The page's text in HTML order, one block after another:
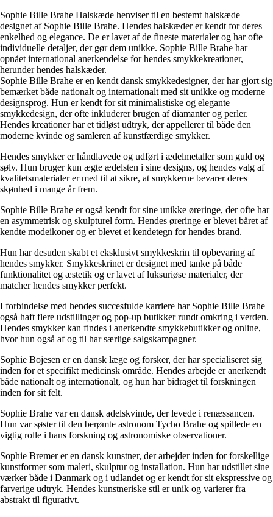
Sophie Bille Brahe Halskæde henviser til en bestemt halskæde
designet af Sophie Bille Brahe. Hendes halskæder er kendt for deres
enkelhed og elegance. De er lavet af de fineste materialer og har ofte
individuelle detaljer, der gør dem unikke. Sophie Bille Brahe har
opnået international anerkendelse for hendes smykkekreationer,
herunder hendes halskæder.
Sophie Bille Brahe er en kendt dansk smykkedesigner, der har gjort sig
bemærket både nationalt og internationalt med sit unikke og moderne
designsprog. Hun er kendt for sit minimalistiske og elegante
smykkedesign, der ofte inkluderer brugen af diamanter og perler.
Hendes kreationer har et tidløst udtryk, der appellerer til både den
moderne kvinde og samleren af kunstfærdige smykker.
Hendes smykker er håndlavede og udført i ædelmetaller som guld og
sølv. Hun bruger kun ægte ædelsten i sine designs, og hendes valg af
kvalitetsmaterialer er med til at sikre, at smykkerne bevarer deres
skønhed i mange år frem.
Sophie Bille Brahe er også kendt for sine unikke øreringe, der ofte har
en asymmetrisk og skulpturel form. Hendes øreringe er blevet båret af
kendte modeikoner og er blevet et kendetegn for hendes brand.
Hun har desuden skabt et eksklusivt smykkeskrin til opbevaring af
hendes smykker. Smykkeskrinet er designet med tanke på både
funktionalitet og æstetik og er lavet af luksuriøse materialer, der
matcher hendes smykker perfekt.
I forbindelse med hendes succesfulde karriere har Sophie Bille Brahe
også haft flere udstillinger og pop-up butikker rundt omkring i verden.
Hendes smykker kan findes i anerkendte smykkebutikker og online,
hvor hun også af og til har særlige salgskampagner.
Sophie Bojesen er en dansk læge og forsker, der har specialiseret sig
inden for et specifikt medicinsk område. Hendes arbejde er anerkendt
både nationalt og internationalt, og hun har bidraget til forskningen
inden for sit felt.
Sophie Brahe var en dansk adelskvinde, der levede i renæssancen.
Hun var søster til den berømte astronom Tycho Brahe og spillede en
vigtig rolle i hans forskning og astronomiske observationer.
Sophie Bremer er en dansk kunstner, der arbejder inden for forskellige
kunstformer som maleri, skulptur og installation. Hun har udstillet sine
værker både i Danmark og i udlandet og er kendt for sit ekspressive og
farverige udtryk. Hendes kunstneriske stil er unik og varierer fra
abstrakt til figurativt.